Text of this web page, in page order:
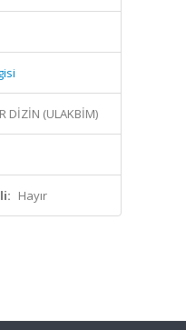
DİZİN (ULAKBİM)
Hayır